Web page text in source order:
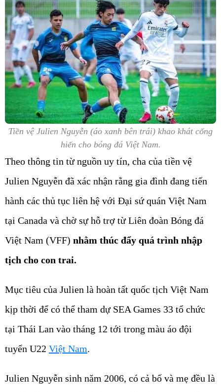
Tiền vệ Julien Nguyễn (áo xanh bên trái) khao khát cống
hiến cho bóng đá Việt Nam.
Theo thông tin từ nguồn uy tín, cha của tiền vệ
Julien Nguyễn đã xác nhận rằng gia đình đang tiến
hành các thủ tục liên hệ với Đại sứ quán Việt Nam
tại Canada và chờ sự hỗ trợ từ Liên đoàn Bóng đá
Việt Nam (VFF) nhằm thúc đẩy quá trình nhập
tịch cho con trai.
Mục tiêu của Julien là hoàn tất quốc tịch Việt Nam
kịp thời để có thể tham dự SEA Games 33 tổ chức
tại Thái Lan vào tháng 12 tới trong màu áo đội
tuyển U22 Việt Nam.
Julien Nguyễn sinh năm 2006, có cả bố và mẹ đều là